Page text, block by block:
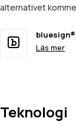
alternativet
bluesign®
Läs mer
Teknologi